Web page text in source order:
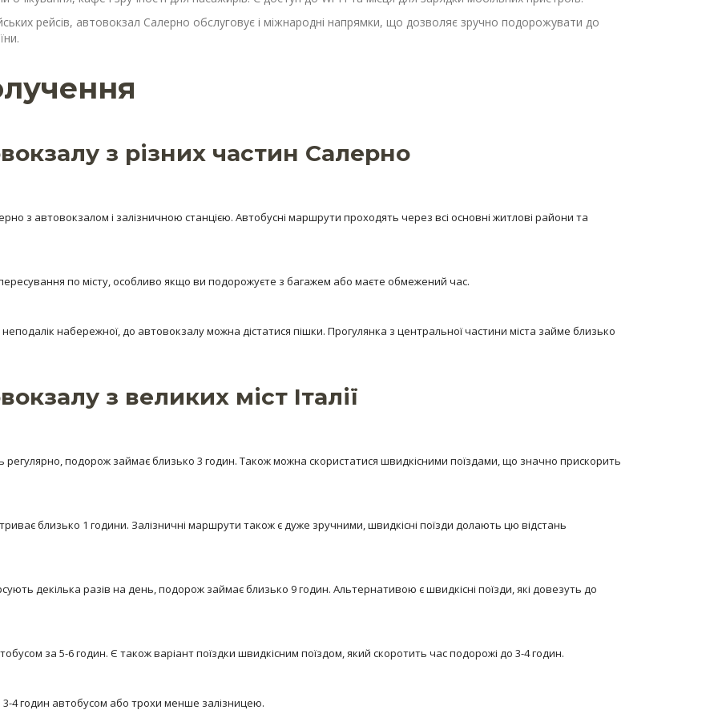
рейсів, автовокзал Салерно обслуговує і міжнародні напрямки, що дозволяє зручно подорожувати до
з різних частин Салерно
з автовокзалом і залізничною станцією. Автобусні маршрути проходять через всі основні житлові райони та
по місту, особливо якщо ви подорожуєте з багажем або маєте обмежений час.
набережної, до автовокзалу можна дістатися пішки. Прогулянка з центральної частини міста займе близько
з великих міст Італії
подорож займає близько 3 годин. Також можна скористатися швидкісними поїздами, що значно прискорить
близько 1 години. Залізничні маршрути також є дуже зручними, швидкісні поїзди долають цю відстань
декілька разів на день, подорож займає близько 9 годин. Альтернативою є швидкісні поїзди, які довезуть до
за 5-6 годин. Є також варіант поїздки швидкісним поїздом, який скоротить час подорожі до 3-4 годин.
4 годин автобусом або трохи менше залізницею.